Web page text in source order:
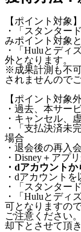
【ポイント対象】
・「スタンター
みポイント対象
・「Huluとディ
外となります。
※成果計測も不
されませんので
【ポイント対象外
・過去、本サー
・キャンセル、
・「支払決済未
場合
・退会後の再入会
・Disney＋アプ
・dアカウント
・dアカウント
・「スタンター
・「Huluとディ
可となりますの
ご注意ください
却下とさせて頂き